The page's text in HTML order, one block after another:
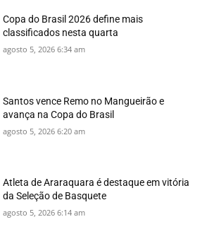
Copa do Brasil 2026 define mais
classificados nesta quarta
agosto 5, 2026 6:34 am
Santos vence Remo no Mangueirão e
avança na Copa do Brasil
agosto 5, 2026 6:20 am
Atleta de Araraquara é destaque em vitória
da Seleção de Basquete
agosto 5, 2026 6:14 am